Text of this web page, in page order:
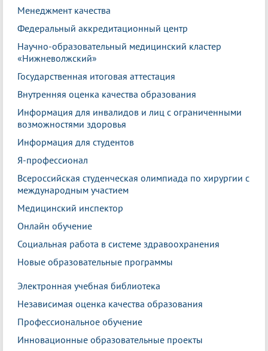
Менеджмент качества
Федеральный аккредитационный центр
Научно-образовательный медицинский кластер
«Нижневолжский»
Государственная итоговая аттестация
Внутренняя оценка качества образования
Информация для инвалидов и лиц с ограниченными
возможностями здоровья
Информация для студентов
Я-профессионал
Всероссийская студенческая олимпиада по хирургии с
международным участием
Медицинский инспектор
Онлайн обучение
Социальная работа в системе здравоохранения
Новые образовательные программы
Электронная учебная библиотека
Независимая оценка качества образования
Профессиональное обучение
Инновационные образовательные проекты